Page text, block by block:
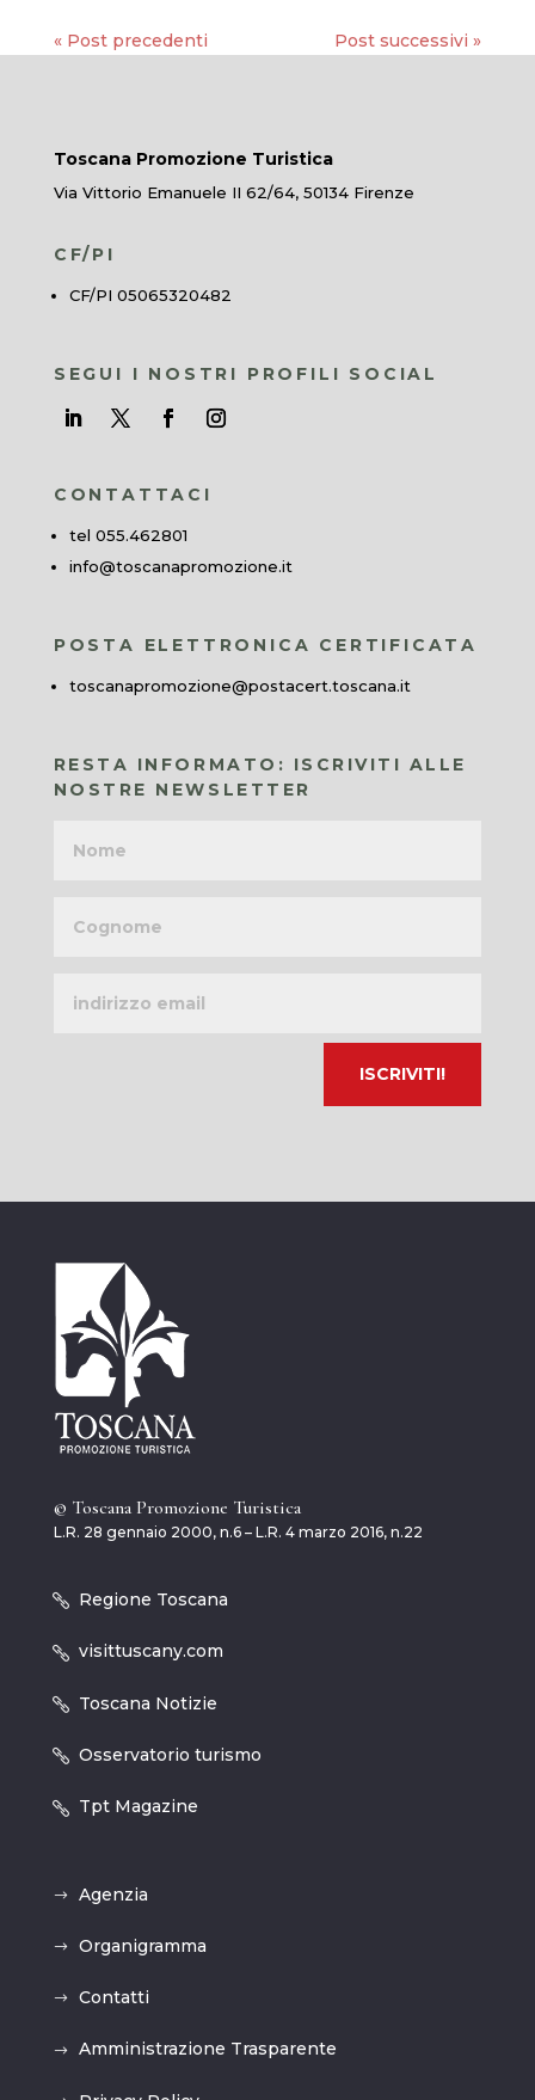
« Post precedenti Post successivi »
Toscana Promozione Turistica
Via Vittorio Emanuele II 62/64, 50134 Firenze
CF/PI
CF/PI 05065320482
SEGUI I NOSTRI PROFILI SOCIAL
CONTATTACI
tel 055.462801
info@toscanapromozione.it
POSTA ELETTRONICA CERTIFICATA
toscanapromozione@postacert.toscana.it
RESTA INFORMATO: ISCRIVITI ALLE
NOSTRE NEWSLETTER
email
© Toscana Promozione Turistica
L.R. 28 gennaio 2000, n.6 – L.R. 4 marzo 2016, n.22
Regione Toscana
visittuscany.com
Toscana Notizie
Osservatorio turismo
Tpt Magazine
Agenzia
Organigramma
Contatti
Amministrazione Trasparente